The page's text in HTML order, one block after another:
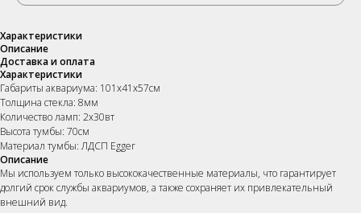
Характеристики
Описание
Доставка и оплата
Характеристики
Габариты аквариума: 101х41х57см
Толщина стекла: 8мм
Количество ламп: 2х30вт
Высота тумбы: 70см
Материал тумбы: ЛДСП Egger
Описание
Мы используем только высококачественные материалы, что гарантирует
долгий срок службы аквариумов, а также сохраняет их привлекательный
внешний вид.